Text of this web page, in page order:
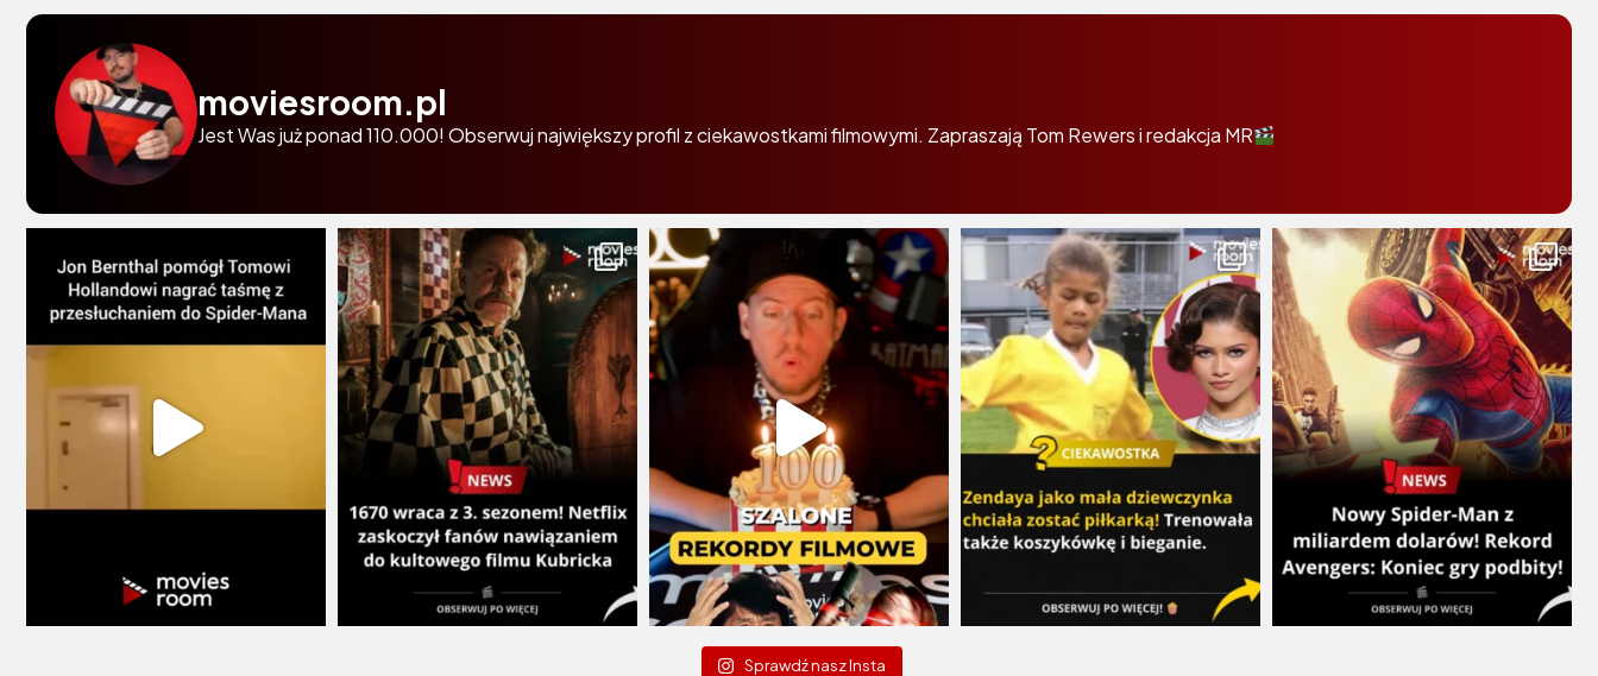
moviesroom.pl
Jest Was już ponad 110.000! Obserwuj największy profil z ciekawostkami filmowymi. Zapraszają Tom Rewers i redakcja MR
Sprawdź nasz Insta